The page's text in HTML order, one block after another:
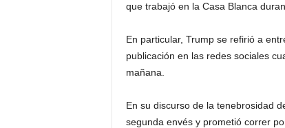
que trabajó en la Casa Blanca
En particular, Trump se refirió a
publicación en las redes sociales
mañana.
En su discurso de la tenebrosidad
segunda envés y prometió correr